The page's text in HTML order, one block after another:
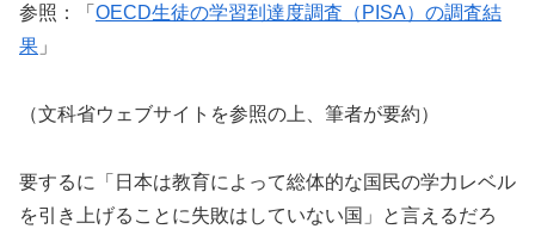
参照：「 OECD生徒の学習到達度調査（PISA）の調査結
果 」
（文科省ウェブサイトを参照の上、筆者が要約）
要するに「日本は教育によって総体的な国民の学力レベル
を引き上げることに失敗はしていない国」と言えるだろ